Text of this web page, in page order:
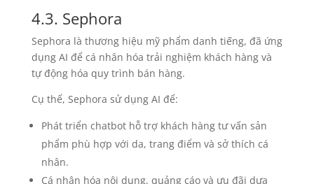
4.3. Sephora
Sephora là thương hiệu mỹ phẩm danh tiếng, đã ứng
dụng AI để cá nhân hóa trải nghiệm khách hàng và
tự động hóa quy trình bán hàng.
Cụ thể, Sephora sử dụng AI để:
Phát triển chatbot hỗ trợ khách hàng tư vấn sản
phẩm phù hợp với da, trang điểm và sở thích cá
nhân.
Cá nhân hóa nội dung, quảng cáo và ưu đãi dựa